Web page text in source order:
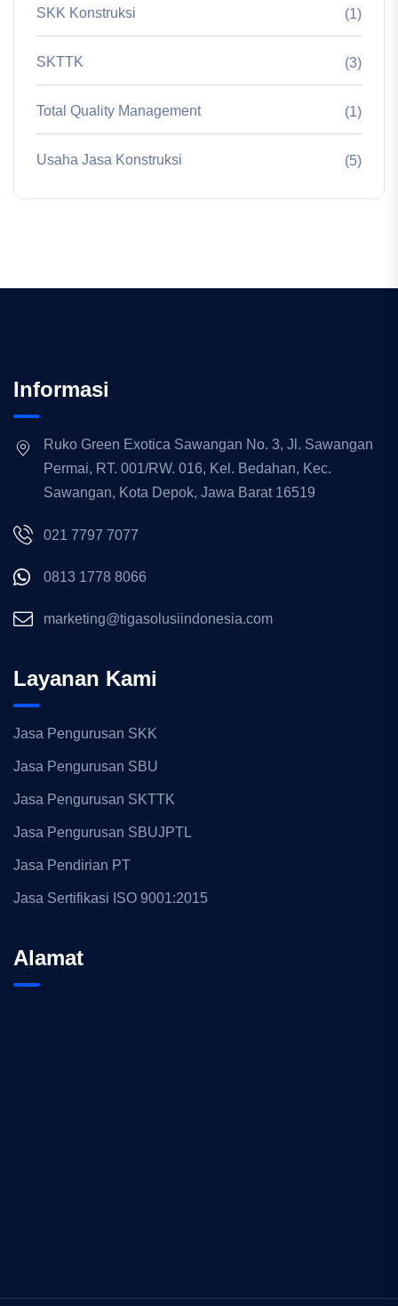
SKK Konstruksi (1)
SKTTK (3)
Total Quality Management (1)
Usaha Jasa Konstruksi (5)
Informasi
Ruko Green Exotica Sawangan No. 3, Jl. Sawangan
Permai, RT. 001/RW. 016, Kel. Bedahan, Kec.
Sawangan, Kota Depok, Jawa Barat 16519
021 7797 7077
0813 1778 8066
marketing@tigasolusiindonesia.com
Layanan Kami
Jasa Pengurusan SKK
Jasa Pengurusan SBU
Jasa Pengurusan SKTTK
Jasa Pengurusan SBUJPTL
Jasa Pendirian PT
Jasa Sertifikasi ISO 9001:2015
Alamat